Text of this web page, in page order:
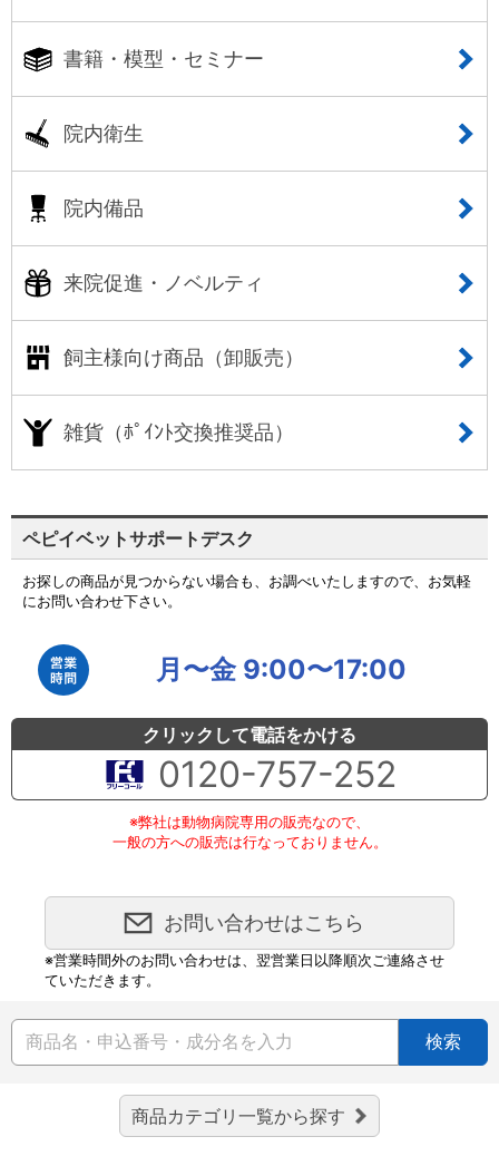
書籍・模型・セミナー
院内衛生
院内備品
来院促進・ノベルティ
飼主様向け商品（卸販売）
雑貨（ﾎﾟｲﾝﾄ交換推奨品）
ペピイベットサポートデスク
お探しの商品が見つからない場合も、お調べいたしますので、お気軽
にお問い合わせ下さい。
月〜金 9:00〜17:00
クリックして電話をかける
0120-757-252
※弊社は動物病院専用の販売なので、
一般の方への販売は行なっておりません。
お問い合わせはこちら
※営業時間外のお問い合わせは、翌営業日以降順次ご連絡させ
ていただきます。
検索
商品カテゴリ一覧から探す